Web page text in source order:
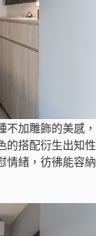
不加雕飾的美感，
的搭配衍生出知性
情緒，彷彿能容納